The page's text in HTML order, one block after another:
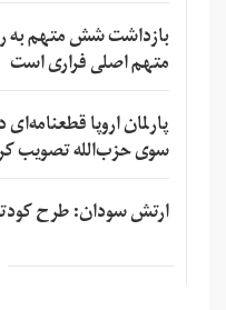
بازداشت شش متهم به
متهم اصلی فراری است
پارلمان اروپا
سوی حزب‌الله تصویب
ارتش سودان: طرح